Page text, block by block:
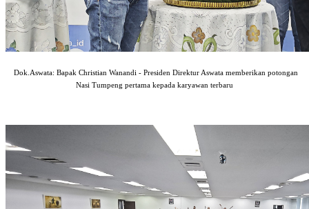
Dok.Aswata: Bapak Christian Wanandi - Presiden Direktur Aswata memberikan potongan
Nasi Tumpeng pertama kepada karyawan terbaru